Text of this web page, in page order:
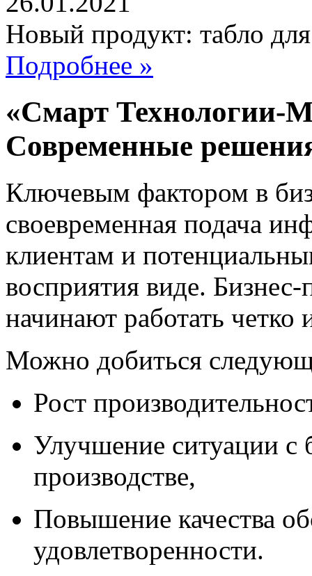
Новый продукт: табло
Подробнее »
«Смарт Технологии-
Современные
Ключевым фактором в
своевременная подача
клиентам и
восприятия виде.
начинают работать четко
Можно добиться
Рост
Улучшение ситуации с
производстве,
Повышение качества
удовлетворенности.